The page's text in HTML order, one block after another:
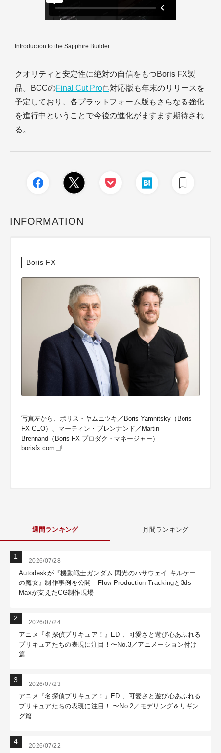
Introduction to the Sapphire Builder
クオリティと安定性に絶対の自信をもつBoris FX製
品。BCCのFinal Cut Pro
対応版も年末のリリースを
予定しており、各プラットフォーム版もさらなる強化
を進行中ということで今後の進化がますます期待され
る。
INFORMATION
Boris FX
写真左から、ボリス・ヤムニツキ／Boris Yamnitsky（Boris
FX CEO）、マーティン・ブレンナンド／Martin
Brennand（Boris FX プロダクトマネージャー）
borisfx.com
週間ランキング 月間ランキング
2026/07/28
Autodeskが『機動戦士ガンダム 閃光のハサウェイ キルケー
の魔女』制作事例を公開―Flow Production Trackingと3ds
Maxが支えたCG制作現場
2026/07/24
アニメ『名探偵プリキュア！』ED 、可愛さと遊び心あふれる
プリキュアたちの表現に注目！〜No.3／アニメーション付け
篇
2026/07/23
アニメ『名探偵プリキュア！』ED 、可愛さと遊び心あふれる
プリキュアたちの表現に注目！ 〜No.2／モデリング＆リギン
グ篇
2026/07/22